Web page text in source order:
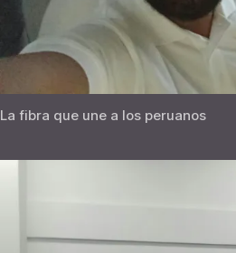
La fibra que une a los peruanos